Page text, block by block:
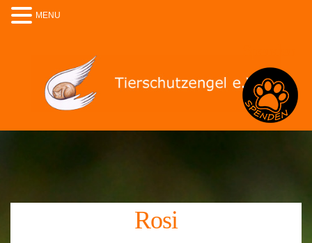
Rosi
MENU